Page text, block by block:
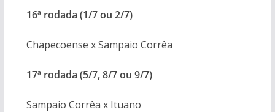
16ª rodada (1/7 ou 2/7)
Chapecoense x Sampaio Corrêa
17ª rodada (5/7, 8/7 ou 9/7)
Sampaio Corrêa x Ituano